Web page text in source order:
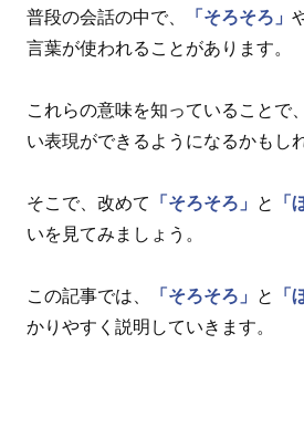
普段の会話の中で、 「そろそろ」
言葉が使われることがあります。
これらの意味を知っていることで
い表現ができるようになるかもし
そこで、改めて 「そろそろ」 と 「
いを見てみましょう。
この記事では、 「そろそろ」 と 「
かりやすく説明していきます。